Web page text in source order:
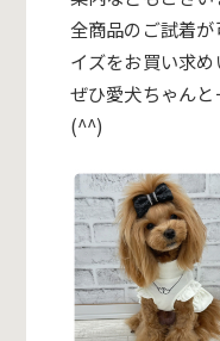
全商品のご試着
イズをお買い求
ぜひ愛犬ちゃん
(^^)